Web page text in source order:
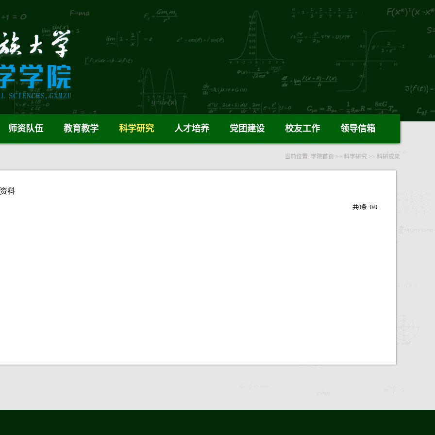
师资队伍 教育教学 科学研究 人才培养 党团建设 校友工作 领导信箱
当前位置: 学院首页 >> 科学研究 >> 科研成果
料
共0条 0/0